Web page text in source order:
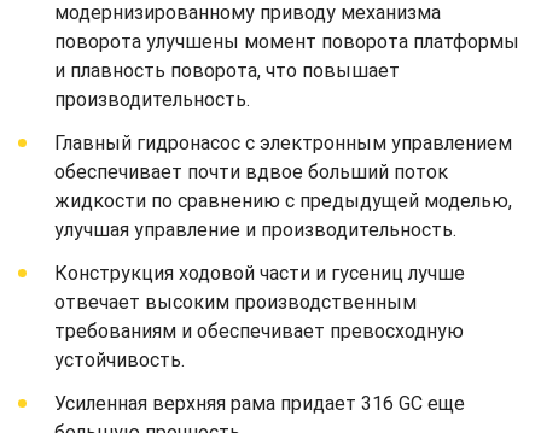
модернизированному приводу механизма
поворота улучшены момент поворота платформы
и плавность поворота, что повышает
производительность.
Главный гидронасос с электронным управлением
обеспечивает почти вдвое больший поток
жидкости по сравнению с предыдущей моделью,
улучшая управление и производительность.
Конструкция ходовой части и гусениц лучше
отвечает высоким производственным
требованиям и обеспечивает превосходную
устойчивость.
Усиленная верхняя рама придает 316 GC еще